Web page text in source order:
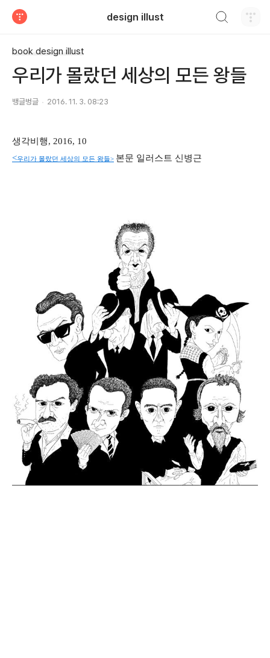
design illust
book design illust
우리가 몰랐던 세상의 모든 왕들
뱅글벙글 2016. 11. 3. 08:23
생각비행, 2016, 10
<우리가 몰랐던 세상의 모든 왕들> 본문 일러스트 신병근